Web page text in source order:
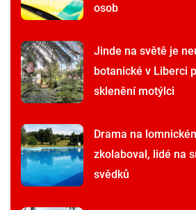
osob
Jinde na světě je
botanické v Liberci
sklenění motýlci
Drama na
zkolaboval, lidé na
svědků